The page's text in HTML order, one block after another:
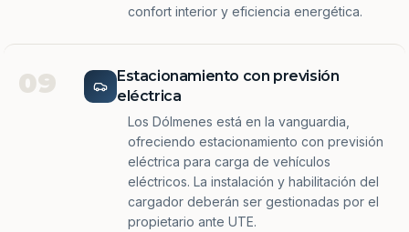
confort interior y eficiencia energética.
09
Estacionamiento con previsión
eléctrica
Los Dólmenes está en la vanguardia,
ofreciendo estacionamiento con previsión
eléctrica para carga de vehículos
eléctricos. La instalación y habilitación del
cargador deberán ser gestionadas por el
propietario ante UTE.